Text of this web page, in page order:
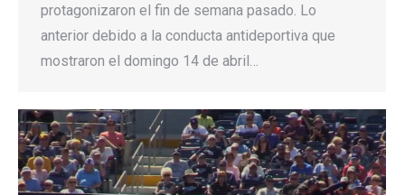
protagonizaron el fin de semana pasado. Lo
anterior debido a la conducta antideportiva que
mostraron el domingo 14 de abril…